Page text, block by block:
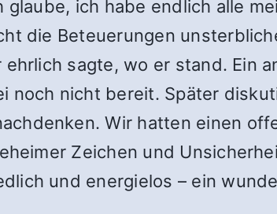
ich habe endlich alle
die Beteuerungen
sagte, wo er stand. Ein
noch nicht bereit. Später
Wir hatten einen
Zeichen und
und energielos – ein